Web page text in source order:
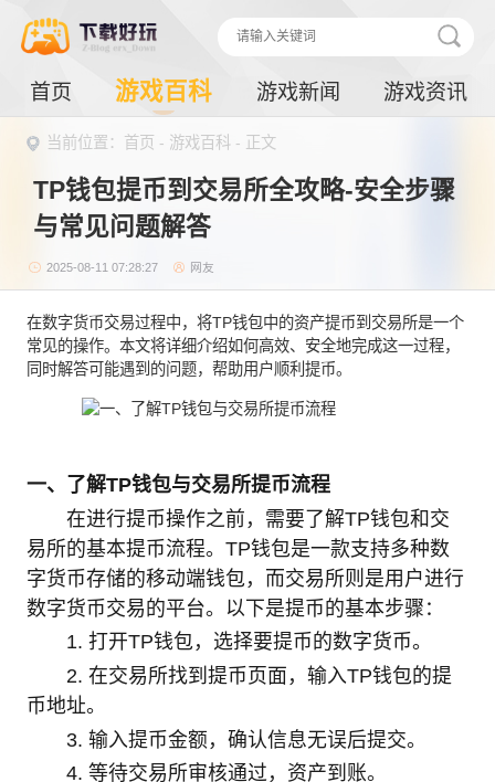
首页 游戏百科 游戏新闻 游戏资讯
当前位置： 首页 - 游戏百科 - 正文
TP钱包提币到交易所全攻略-安全步骤
与常见问题解答
2025-08-11 07:28:27 网友
在数字货币交易过程中，将TP钱包中的资产提币到交易所是一个
常见的操作。本文将详细介绍如何高效、安全地完成这一过程，
同时解答可能遇到的问题，帮助用户顺利提币。
一、了解TP钱包与交易所提币流程
在进行提币操作之前，需要了解TP钱包和交
易所的基本提币流程。TP钱包是一款支持多种数
字货币存储的移动端钱包，而交易所则是用户进行
数字货币交易的平台。以下是提币的基本步骤：
1. 打开TP钱包，选择要提币的数字货币。
2. 在交易所找到提币页面，输入TP钱包的提
币地址。
3. 输入提币金额，确认信息无误后提交。
4. 等待交易所审核通过，资产到账。